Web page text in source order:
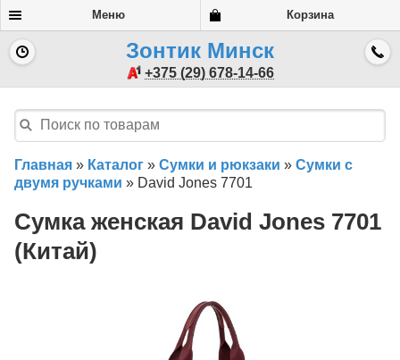
Меню Корзина
Зонтик Минск
+375 (29) 678-14-66
Главная » Каталог » Сумки и рюкзаки » Сумки с
двумя ручками » David Jones 7701
Сумка женская David Jones 7701
(Китай)